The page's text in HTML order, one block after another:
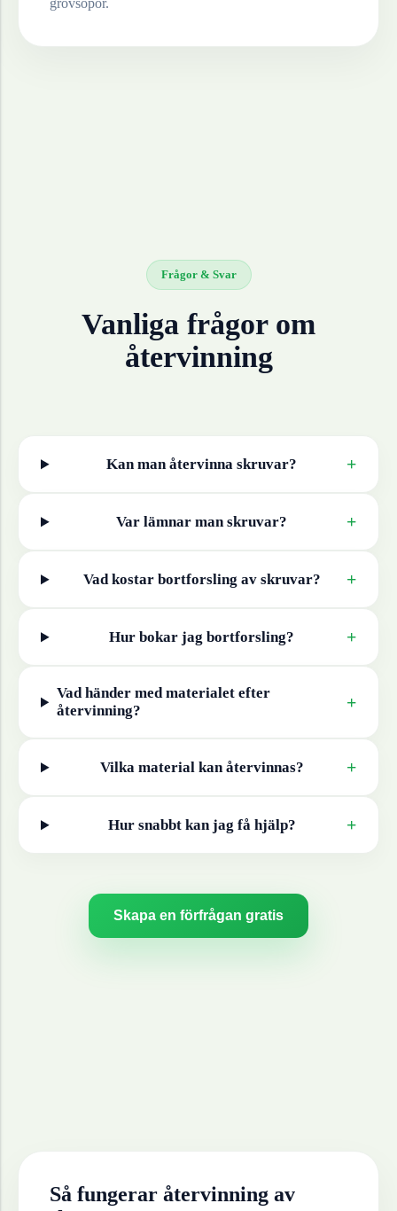
grovsopor.
Frågor & Svar
Vanliga frågor om
återvinning
Kan man återvinna skruvar? +
Var lämnar man skruvar? +
Vad kostar bortforsling av skruvar? +
Hur bokar jag bortforsling? +
Vad händer med materialet efter
återvinning?
+
Vilka material kan återvinnas? +
Hur snabbt kan jag få hjälp? +
Skapa en förfrågan gratis
Så fungerar återvinning av